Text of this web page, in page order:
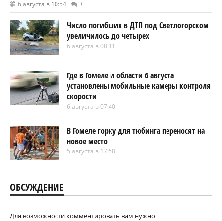
6 августа в 10:54 +
Число погибших в ДТП под Светлогорском
увеличилось до четырех
6 августа в 08:11
Где в Гомеле и области 6 августа
установлены мобильные камеры контроля
скорости
6 августа в 07:40
В Гомеле горку для тюбинга переносят на
новое место
5 августа в 17:58
ОБСУЖДЕНИЕ
Для возможности комментировать вам нужно